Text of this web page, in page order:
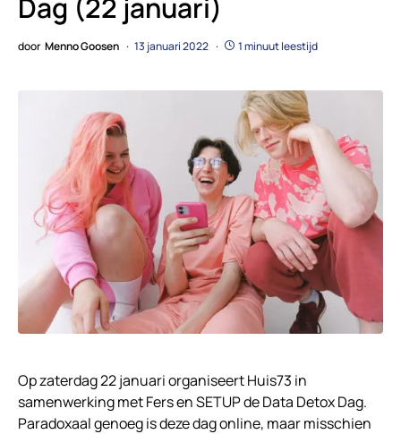
Dag (22 januari)
door Menno Goosen 13 januari 2022 1 minuut leestijd
Op zaterdag 22 januari organiseert Huis73 in
samenwerking met Fers en SETUP de Data Detox Dag.
Paradoxaal genoeg is deze dag online, maar misschien